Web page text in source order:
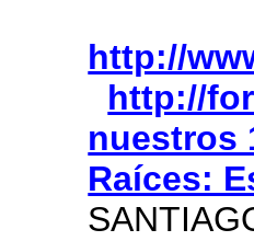
http://
http://
nuestros
Raíces: